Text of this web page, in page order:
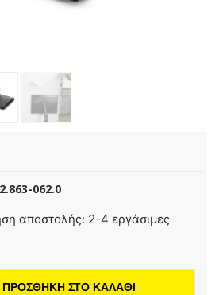
2.863-062.0
αποστολής: 2-4 εργάσιμες
ΠΡΟΣΘΉΚΗ ΣΤΟ ΚΑΛΆΘΙ